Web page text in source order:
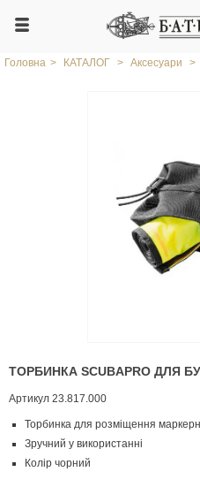
Головна > КАТАЛОГ > Аксесуари >
ТОРБИНКА SCUBAPRO ДЛЯ
Артикул 23.817.000
Торбинка для розміщення
Зручний у використанні
Колір чорний